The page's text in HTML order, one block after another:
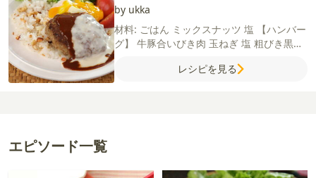
by ukka
材料: ごはん ミックスナッツ 塩
【ハンバー
グ】 牛豚合いびき肉 玉ねぎ 塩 粗びき黒こ
【モッツァレラソース】牛乳
レシピを見る
エピソード一覧